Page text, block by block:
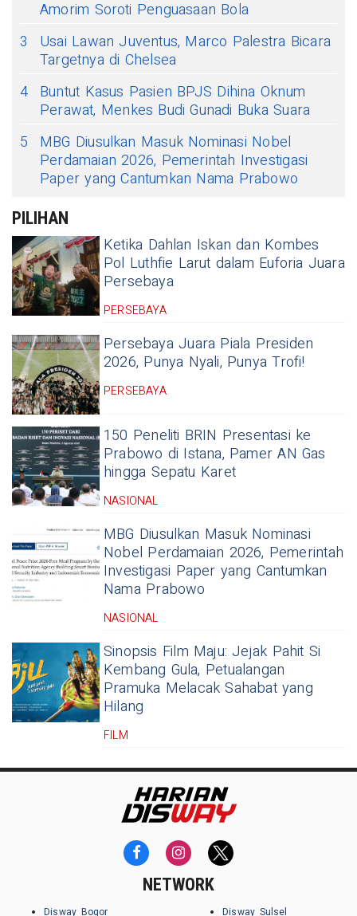
Amorim Soroti Penguasaan Bola
3
Usai Lawan Juventus, Marco Palestra Bicara
Targetnya di Chelsea
4 Buntut Kasus Pasien BPJS Dihina Oknum
Perawat, Menkes Budi Gunadi Buka Suara
5
MBG Diusulkan Masuk Nominasi Nobel
Perdamaian 2026, Pemerintah Investigasi
Paper yang Cantumkan Nama Prabowo
PILIHAN
Ketika Dahlan Iskan dan Kombes
Pol Luthfie Larut dalam Euforia Juara
Persebaya
PERSEBAYA
Persebaya Juara Piala Presiden
2026, Punya Nyali, Punya Trofi!
PERSEBAYA
150 Peneliti BRIN Presentasi ke
Prabowo di Istana, Pamer AN Gas
hingga Sepatu Karet
NASIONAL
MBG Diusulkan Masuk Nominasi
Nobel Perdamaian 2026, Pemerintah
Investigasi Paper yang Cantumkan
Nama Prabowo
NASIONAL
Sinopsis Film Maju: Jejak Pahit Si
Kembang Gula, Petualangan
Pramuka Melacak Sahabat yang
Hilang
FILM
NETWORK
Disway Bogor Disway Sulsel